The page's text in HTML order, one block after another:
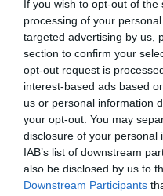
If you wish to opt-out of
processing of your
targeted advertising by us,
section to confirm your
opt-out request is
interest-based ads based
us or personal information
your opt-out. You may
disclosure of your personal
IAB’s list of downstream
also be disclosed by us to
Downstream Participants
ΤΕΧΝΟΛΟΓΙΕΣ
Με επιτυχία
συμμετοχή
διαδικτυακό
«Καινοτόμες
22.06.2022